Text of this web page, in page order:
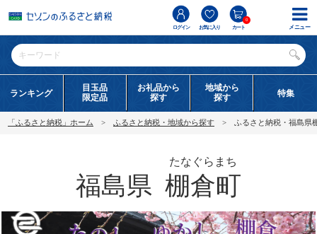
ログイン お気に入り カート
0
ランキング
目玉品
限定品
お礼品から
探す
地域から
探す
特集
「ふるさと納税」ホーム ふるさと納税・地域から探す ふるさと納税・福島県
福島県 棚倉町
たなぐらまち
メニュー